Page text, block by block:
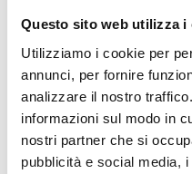
Questo sito web utilizza i
Utilizziamo i cookie per
annunci, per fornire
analizzare il nostro
informazioni sul modo in
nostri partner che si
pubblicità e social media,
di New York, proporrà un
alle opere di Manuel de
Gioachino Rossini.
Ingresso libero fino a
disponibili.